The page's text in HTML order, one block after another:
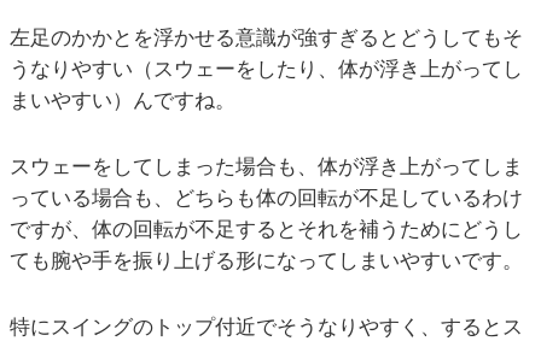
左足のかかとを浮かせる意識が強すぎるとどうしてもそ
うなりやすい（スウェーをしたり、体が浮き上がってし
まいやすい）んですね。
スウェーをしてしまった場合も、体が浮き上がってしま
っている場合も、どちらも体の回転が不足しているわけ
ですが、体の回転が不足するとそれを補うためにどうし
ても腕や手を振り上げる形になってしまいやすいです。
特にスイングのトップ付近でそうなりやすく、するとス